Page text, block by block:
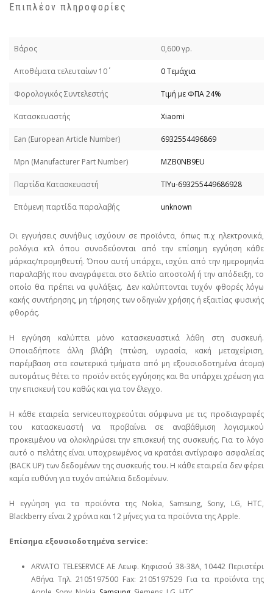
Επιπλέον πληροφορίες
Βάρος 0,600 γρ.
Απoθέματα τελευταίων 10΄ 0 Τεμάχια
Φορολογικός Συντελεστής Τιμή με ΦΠΑ 24%
Κατασκευαστής Xiaomi
Εan (European Article Number) 6932554496869
Mpn (Manufacturer Part Number) MZB0NB9EU
Παρτίδα Κατασκευαστή TlYu-693255449686928
Επόμενη παρτίδα παραλαβής unknown
Οι εγγυήσεις συνήθως ισχύουν σε προϊόντα, όπως π.χ ηλεκτρονικά,
ρολόγια κτλ όπου συνοδεύονται από την επίσημη εγγύηση κάθε
μάρκας/προμηθευτή. Όπου αυτή υπάρχει, ισχύει από την ημερομηνία
παραλαβής που αναγράφεται στο δελτίο αποστολή ή την απόδειξη, το
οποίο θα πρέπει να φυλάξεις. Δεν καλύπτονται τυχόν φθορές λόγω
κακής συντήρησης, μη τήρησης των οδηγιών χρήσης ή εξαιτίας φυσικής
φθοράς.
Η εγγύηση καλύπτει μόνο κατασκευαστικά λάθη στη συσκευή.
Οποιαδήποτε άλλη βλάβη (πτώση, υγρασία, κακή μεταχείριση,
παρέμβαση στα εσωτερικά τμήματα από μη εξουσιοδοτημένα άτομα)
αυτομάτως θέτει το προϊόν εκτός εγγύησης και θα υπάρχει χρέωση για
την επισκευή του καθώς και για τον έλεγχο.
Η κάθε εταιρεία serviceυποχρεούται σύμφωνα με τις προδιαγραφές
του κατασκευαστή να προβαίνει σε αναβάθμιση λογισμικού
προκειμένου να ολοκληρώσει την επισκευή της συσκευής. Για το λόγο
αυτό ο πελάτης είναι υποχρεωμένος να κρατάει αντίγραφο ασφαλείας
(BACK UP) των δεδομένων της συσκευής του. Η κάθε εταιρεία δεν φέρει
καμία ευθύνη για τυχόν απώλεια δεδομένων.
Η εγγύηση για τα προϊόντα της Nokia, Samsung, Sony, LG, HTC,
Blackberry είναι 2 χρόνια και 12 μήνες για τα προϊόντα της Apple.
Επίσημα εξουσιοδοτημένα service:
ARVATO TELESERVICE ΑΕ Λεωφ. Κηφισού 38-38Α, 10442 Περιστέρι
Αθήνα Τηλ. 2105197500 Fax: 2105197529 Για τα προϊόντα της